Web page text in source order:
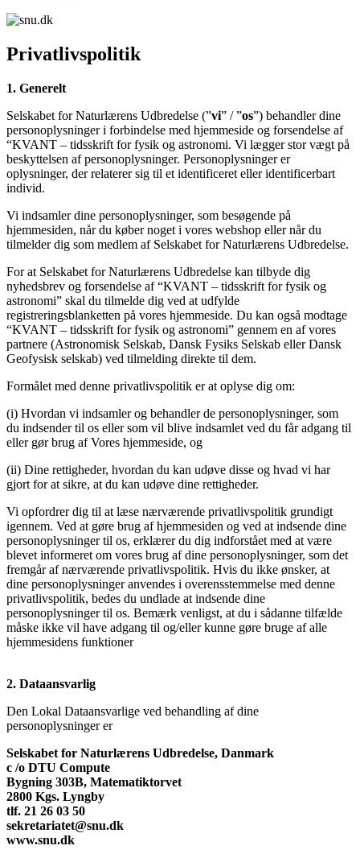
Privatlivspolitik
1. Generelt
Selskabet for Naturlærens Udbredelse (”vi” / ”os”) behandler dine
personoplysninger i forbindelse med hjemmeside og forsendelse af
“KVANT – tidsskrift for fysik og astronomi. Vi lægger stor vægt på
beskyttelsen af personoplysninger. Personoplysninger er
oplysninger, der relaterer sig til et identificeret eller identificerbart
individ.
Vi indsamler dine personoplysninger, som besøgende på
hjemmesiden, når du køber noget i vores webshop eller når du
tilmelder dig som medlem af Selskabet for Naturlærens Udbredelse.
For at Selskabet for Naturlærens Udbredelse kan tilbyde dig
nyhedsbrev og forsendelse af “KVANT – tidsskrift for fysik og
astronomi” skal du tilmelde dig ved at udfylde
registreringsblanketten på vores hjemmeside. Du kan også modtage
“KVANT – tidsskrift for fysik og astronomi” gennem en af vores
partnere (Astronomisk Selskab, Dansk Fysiks Selskab eller Dansk
Geofysisk selskab) ved tilmelding direkte til dem.
Formålet med denne privatlivspolitik er at oplyse dig om:
(i) Hvordan vi indsamler og behandler de personoplysninger, som
du indsender til os eller som vil blive indsamlet ved du får adgang til
eller gør brug af Vores hjemmeside, og
(ii) Dine rettigheder, hvordan du kan udøve disse og hvad vi har
gjort for at sikre, at du kan udøve dine rettigheder.
Vi opfordrer dig til at læse nærværende privatlivspolitik grundigt
igennem. Ved at gøre brug af hjemmesiden og ved at indsende dine
personoplysninger til os, erklærer du dig indforstået med at være
blevet informeret om vores brug af dine personoplysninger, som det
fremgår af nærværende privatlivspolitik. Hvis du ikke ønsker, at
dine personoplysninger anvendes i overensstemmelse med denne
privatlivspolitik, bedes du undlade at indsende dine
personoplysninger til os. Bemærk venligst, at du i sådanne tilfælde
måske ikke vil have adgang til og/eller kunne gøre bruge af alle
hjemmesidens funktioner
2. Dataansvarlig
Den Lokal Dataansvarlige ved behandling af dine
personoplysninger er
Selskabet for Naturlærens Udbredelse, Danmark
c /o DTU Compute
Bygning 303B, Matematiktorvet
2800 Kgs. Lyngby
tlf. 21 26 03 50
sekretariatet@snu.dk
www.snu.dk